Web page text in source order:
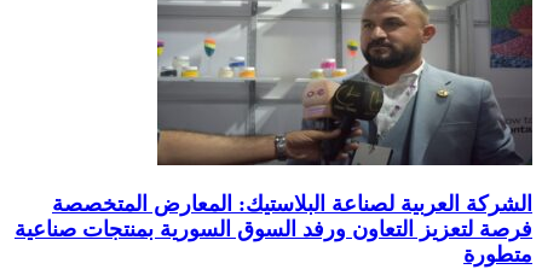
الشركة العربية لصناعة البلاستيك: المعارض المتخصصة
فرصة لتعزيز التعاون ورفد السوق السورية بمنتجات صناعية
متطورة